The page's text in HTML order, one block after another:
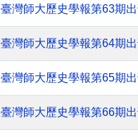
臺灣師大歷史學報第63期出
臺灣師大歷史學報第64期出
臺灣師大歷史學報第65期出
臺灣師大歷史學報第66期出